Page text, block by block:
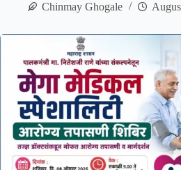
Chinmay Ghogale